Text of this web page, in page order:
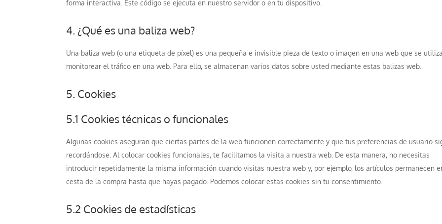
forma interactiva. Este código se ejecuta en nuestro servidor o en tu dispositivo.
4. ¿Qué es una baliza web?
Una baliza web (o una etiqueta de píxel) es una pequeña e invisible pieza de texto o imagen en una web que se
monitorear el tráfico en una web. Para ello, se almacenan varios datos sobre usted mediante estas balizas web.
5. Cookies
5.1 Cookies técnicas o funcionales
Algunas cookies aseguran que ciertas partes de la web funcionen correctamente y que tus preferencias de usuario
recordándose. Al colocar cookies funcionales, te facilitamos la visita a nuestra web. De esta manera, no necesitas
introducir repetidamente la misma información cuando visitas nuestra web y, por ejemplo, los artículos permanecen
cesta de la compra hasta que hayas pagado. Podemos colocar estas cookies sin tu consentimiento.
5.2 Cookies de estadísticas